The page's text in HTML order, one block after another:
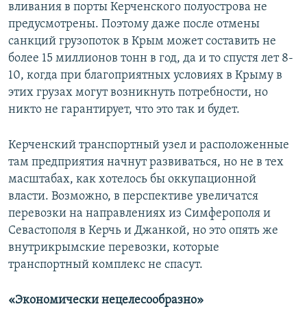
вливания в порты Керченского полуострова не
предусмотрены. Поэтому даже после отмены
санкций грузопоток в Крым может составить не
более 15 миллионов тонн в год, да и то спустя лет 8-
10, когда при благоприятных условиях в Крыму в
этих грузах могут возникнуть потребности, но
никто не гарантирует, что это так и будет.
Керченский транспортный узел и расположенные
там предприятия начнут развиваться, но не в тех
масштабах, как хотелось бы оккупационной
власти. Возможно, в перспективе увеличатся
перевозки на направлениях из Симферополя и
Севастополя в Керчь и Джанкой, но это опять же
внутрикрымские перевозки, которые
транспортный комплекс не спасут.
«Экономически нецелесообразно»